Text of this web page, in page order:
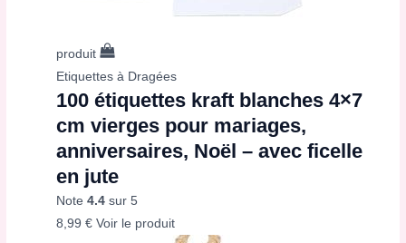
produit
Etiquettes à Dragées
100 étiquettes kraft blanches 4×7
cm vierges pour mariages,
anniversaires, Noël – avec ficelle
en jute
Note4.4 sur 5
8,99€ Voir le produit